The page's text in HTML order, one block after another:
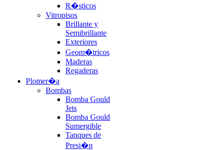
R�sticos
Vitropisos
Brillante y
Semibrillante
Exteriores
Geom�tricos
Maderas
Regaderas
Plomer�a
Bombas
Bomba Gould
Jets
Bomba Gould
Sumergible
Tanques de
Presi�n